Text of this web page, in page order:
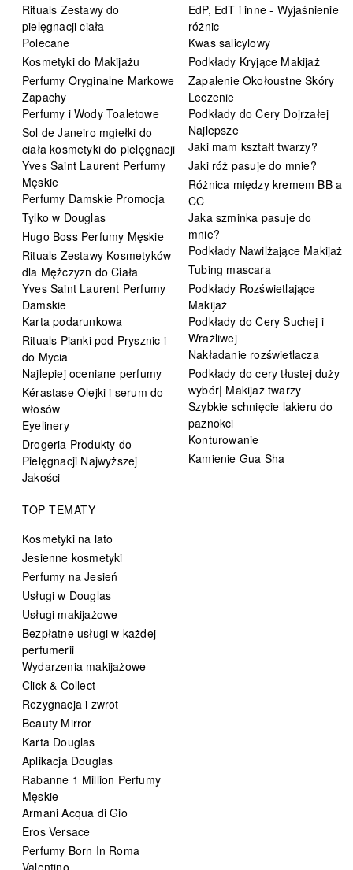
Rituals Zestawy do
pielęgnacji ciała
Polecane
Kosmetyki do Makijażu
Perfumy Oryginalne Markowe
Zapachy
Perfumy i Wody Toaletowe
Sol de Janeiro mgiełki do
ciała kosmetyki do pielęgnacji
Yves Saint Laurent Perfumy
Męskie
Perfumy Damskie Promocja
Tylko w Douglas
Hugo Boss Perfumy Męskie
Rituals Zestawy Kosmetyków
dla Mężczyzn do Ciała
Yves Saint Laurent Perfumy
Damskie
Karta podarunkowa
Rituals Pianki pod Prysznic i
do Mycia
Najlepiej oceniane perfumy
Kérastase Olejki i serum do
włosów
Eyelinery
Drogeria Produkty do
Pielęgnacji Najwyższej
Jakości
EdP, EdT i inne - Wyjaśnienie
różnic
Kwas salicylowy
Podkłady Kryjące Makijaż
Zapalenie Okołoustne Skóry
Leczenie
Podkłady do Cery Dojrzałej
Najlepsze
Jaki mam kształt twarzy?
Jaki róż pasuje do mnie?
Różnica między kremem BB a
CC
Jaka szminka pasuje do
mnie?
Podkłady Nawilżające Makijaż
Tubing mascara
Podkłady Rozświetlające
Makijaż
Podkłady do Cery Suchej i
Wrażliwej
Nakładanie rozświetlacza
Podkłady do cery tłustej duży
wybór| Makijaż twarzy
Szybkie schnięcie lakieru do
paznokci
Konturowanie
Kamienie Gua Sha
TOP TEMATY
Kosmetyki na lato
Jesienne kosmetyki
Perfumy na Jesień
Usługi w Douglas
Usługi makijażowe
Bezpłatne usługi w każdej
perfumerii
Wydarzenia makijażowe
Click & Collect
Rezygnacja i zwrot
Beauty Mirror
Karta Douglas
Aplikacja Douglas
Rabanne 1 Million Perfumy
Męskie
Armani Acqua di Gio
Eros Versace
Perfumy Born In Roma
Valentino